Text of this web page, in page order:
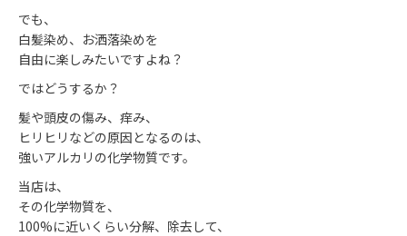
でも、
白髪染め、お洒落染めを
自由に楽しみたいですよね？
ではどうするか？
髪や頭皮の傷み、痒み、
ヒリヒリなどの原因となるのは、
強いアルカリの化学物質です。
当店は、
その化学物質を、
100%に近いくらい分解、除去して、